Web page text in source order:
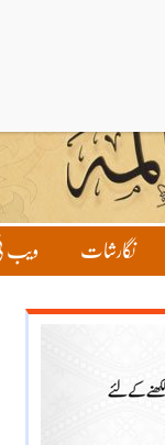
نگارشات ویب